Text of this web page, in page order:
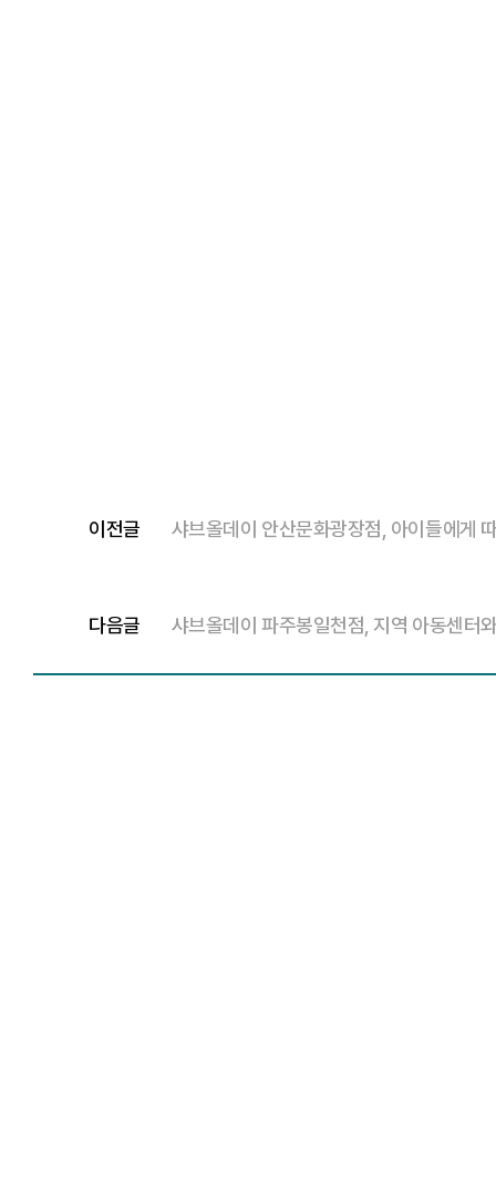
이전글 샤브올데이 안산문화광장점, 아이들에게
다음글 샤브올데이 파주봉일천점, 지역 아동센터